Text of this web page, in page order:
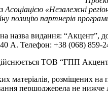
«Незалежні
позицію партнерів
назва видання: “Акцент”,
А. Телефон: +38 (068) 859-
ТОВ “ГПП
матеріалів, розміщених
першоджерела не нижче